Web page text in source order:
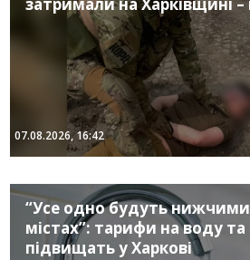
затримали на Харківщині –
07.08.2026, 16:42
“Усе одно будуть
містах”: тарифи на воду та
підвищать у Харкові